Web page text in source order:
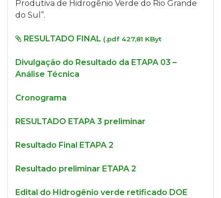
Produtiva de Hidrogênio Verde do Rio Grande
do Sul”.
RESULTADO FINAL (.pdf 427,81 KByt
Divulgação do Resultado da ETAPA 03 –
Análise Técnica
Cronograma
RESULTADO ETAPA 3 preliminar
Resultado Final ETAPA 2
Resultado preliminar ETAPA 2
Edital do Hidrogênio verde retificado DOE